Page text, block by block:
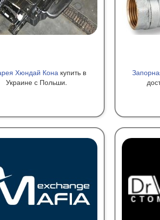
Хюндай Кона купить в
Украине с Польши.